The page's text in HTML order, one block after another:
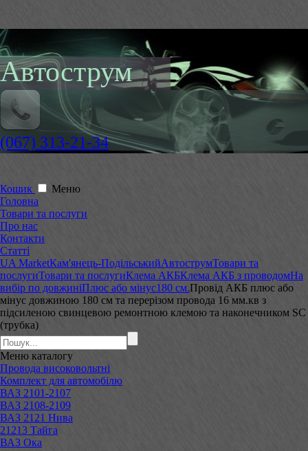
Автострум
(067) 313-21-34
Кошик
Меню
Головна
Товари та послуги
Про нас
Контакти
Статті
UA MarketКам'янець-ПодільськийАвтострумТовари та
послугиТовари та послугиКлема АКБКлема АКБ з проводомНа
вибір по довжиніПлюс або мінус180 см.Провід АКБ плюс або
мінус довжиною 180 см та перерізом провода 16 мм.кв з
підсиленою свинцевою ремонтною клемою та наконечником SC
(трубка)
Меню каталогу
Провода високовольтні
Комплект для автомобілю
ВАЗ 2101-2107
ВАЗ 2108-2109
ВАЗ 2121 Нива
21213 Тайга
ВАЗ Ока